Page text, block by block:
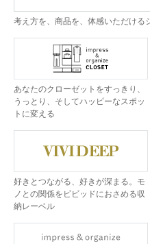
考え方を、商品を、体感いただける
あなたのクローゼットをすっきり、
うっとり、そしてハッピーなスポッ
トに変える
好きとつながる、好きが深まる。モ
ノとの関係をビビッドにおさめる収
納レーベル